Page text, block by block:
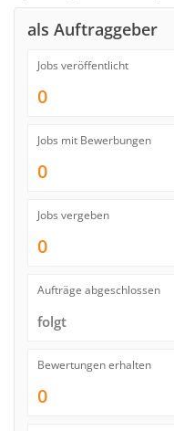
als Auftraggeber
Jobs veröffentlicht
0
Jobs mit Bewerbungen
0
Jobs vergeben
0
Aufträge abgeschlossen
folgt
Bewertungen erhalten
0